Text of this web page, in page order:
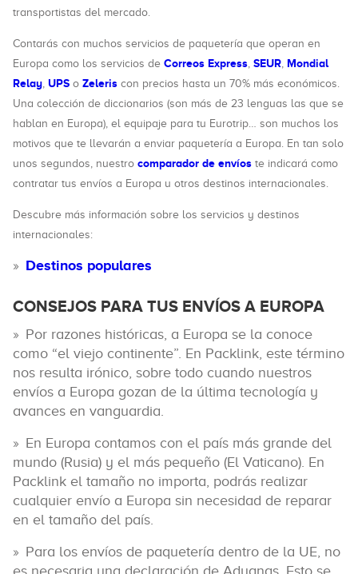
transportistas del mercado.
Contarás con muchos servicios de paquetería que operan en
Europa como los servicios de Correos Express, SEUR, Mondial
Relay, UPS o Zeleris con precios hasta un 70% más económicos.
Una colección de diccionarios (son más de 23 lenguas las que se
hablan en Europa), el equipaje para tu Eurotrip… son muchos los
motivos que te llevarán a enviar paquetería a Europa. En tan solo
unos segundos, nuestro comparador de envíos te indicará como
contratar tus envíos a Europa u otros destinos internacionales.
Descubre más información sobre los servicios y destinos
internacionales:
Destinos populares
CONSEJOS PARA TUS ENVÍOS A EUROPA
Por razones históricas, a Europa se la conoce
como “el viejo continente”. En Packlink, este término
nos resulta irónico, sobre todo cuando nuestros
envíos a Europa gozan de la última tecnología y
avances en vanguardia.
En Europa contamos con el país más grande del
mundo (Rusia) y el más pequeño (El Vaticano). En
Packlink el tamaño no importa, podrás realizar
cualquier envío a Europa sin necesidad de reparar
en el tamaño del país.
Para los envíos de paquetería dentro de la UE, no
es necesaria una declaración de Aduanas. Esto se